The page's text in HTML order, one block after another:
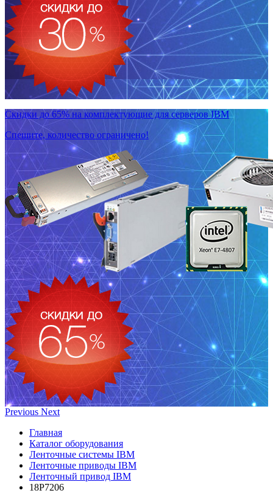
Скидки до 65% на комплектующие для серверов IBM
Спешите, количество ограничено!
Previous Next
Главная
Каталог оборудования
Ленточные системы IBM
Ленточные приводы IBM
Ленточный привод IBM
18P7206